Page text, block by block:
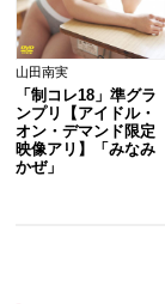
山田南実
「制コレ18」準グラ
ンプリ【アイドル・
オン・デマンド限定
映像アリ】「みなみ
かぜ」